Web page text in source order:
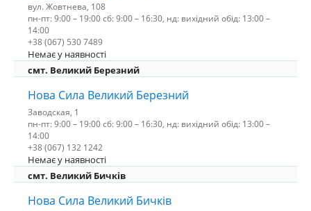
вул. Жовтнева, 108
пн-пт: 9:00 – 19:00 сб: 9:00 – 16:30, нд: вихідний обід: 13:00 –
14:00
+38 (067) 530 7489
Немає у наявності
смт. Великий Березний
Нова Сила Великий Березний
Заводская, 1
пн-пт: 9:00 – 19:00 сб: 9:00 – 16:30, нд: вихідний обід: 13:00 –
14:00
+38 (067) 132 1242
Немає у наявності
смт. Великий Бичків
Нова Сила Великий Бичків